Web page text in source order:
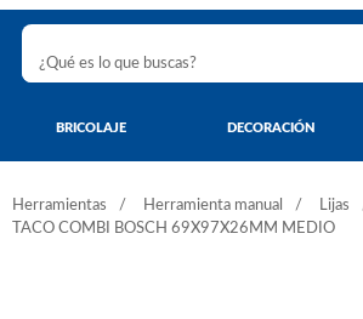
BRICOLAJE DECORACIÓN
Herramientas Herramienta manual
Lijas
TACO COMBI BOSCH 69X97X26MM MEDIO